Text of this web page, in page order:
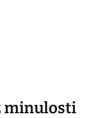
minulosti